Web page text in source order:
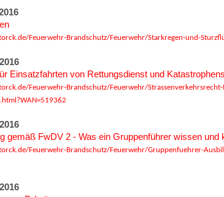
Feuerwehr-Brandschutz/Feuerwehr/Starkregen-und-
Einsatzfahrten von Rettungsdienst und
Feuerwehr-Brandschutz/Feuerwehr/
gemäß FwDV 2 - Was ein Gruppenführer wissen und
Feuerwehr-Brandschutz/Feuerwehr/Gruppenfuehrer-